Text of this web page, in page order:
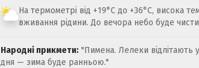
На термометрі від +19°C до +36°C, висока
вживання рідини. До вечора небо буде
Народні прикмети: "Пимена. Лелеки відлітають
дня — зима буде ранньою."